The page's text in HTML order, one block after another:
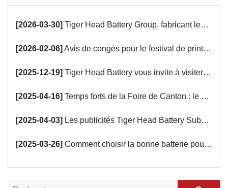
[2026-03-30] Tiger Head Battery Group, fabricant leader de batteries, présentera ses innovations en matière de batteries alcalines, de batteries pour voitures et de batteries VRLA lors de la 139e Foire de Canton.
[2026-02-06] Avis de congés pour le festival de printemps du groupe Tiger Head Battery
[2025-12-19] Tiger Head Battery vous invite à visiter l'Exposition conjointe des marques d'exportation Chine (Arabie saoudite) 2025 à Riyad.
[2025-04-16] Temps forts de la Foire de Canton : le stand très fréquenté de Tiger Head Battery vous attend !
[2025-04-03] Les publicités Tiger Head Battery Subway arrivent
[2025-03-26] Comment choisir la bonne batterie pour vos appareils intelligents ?